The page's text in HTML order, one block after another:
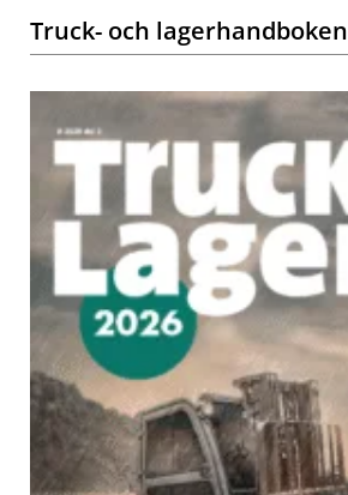
Truck- och lagerhandboken